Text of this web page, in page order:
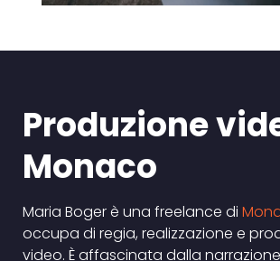
Produzione
Monaco
Maria Boger è una freelance di
occupa di regia, realizzazione e
video. È affascinata dalla